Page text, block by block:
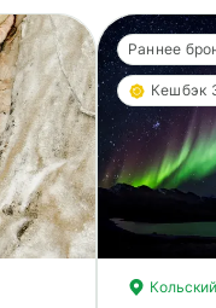
Раннее
Кешбэк